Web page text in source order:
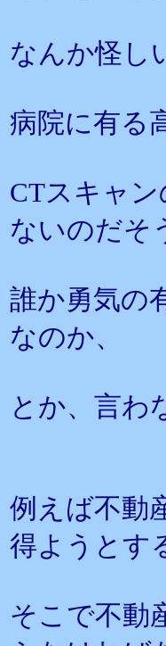
なんか怪し
病院に有る
CTスキャ
ないのだそ
誰か勇気の
なのか、
とか、言わ
例えば不動
得ようとす
そこで不動